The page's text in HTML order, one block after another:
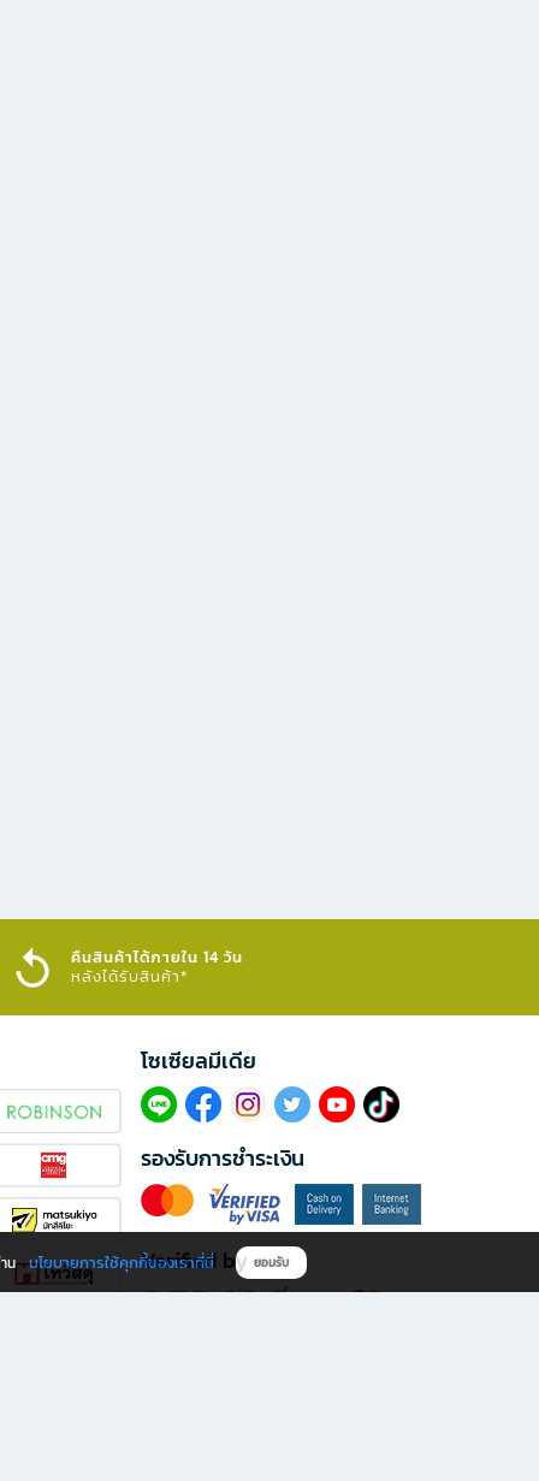
คืนสินค้าได้ภายใน 14 วัน
หลังได้รับสินค้า*
โซเซียลมีเดีย​
รองรับการชำระเงิน
Verified by
น นโยบายการใช้คุกกี้ของเราที่นี่ ยอมรับ